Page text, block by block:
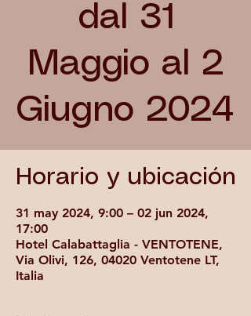
dal 31
Maggio al 2
Giugno 2024
Horario y ubicación
31 may 2024, 9:00 – 02 jun 2024,
17:00
Hotel Calabattaglia - VENTOTENE,
Via Olivi, 126, 04020 Ventotene LT,
Italia